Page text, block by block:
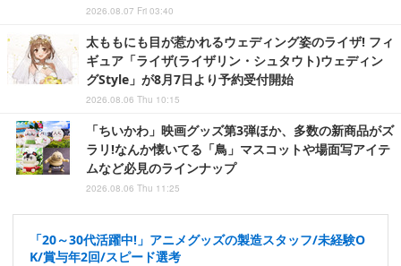
2026.08.07 Fri 03:40
太ももにも目が惹かれるウェディング姿のライザ! フィ
ギュア「ライザ(ライザリン・シュタウト)ウェディン
グStyle」が8月7日より予約受付開始
2026.08.06 Thu 10:15
「ちいかわ」映画グッズ第3弾ほか、多数の新商品がズ
ラリ!なんか懐いてる「鳥」マスコットや場面写アイテ
ムなど必見のラインナップ
2026.08.06 Thu 11:25
「20～30代活躍中!」アニメグッズの製造スタッフ/未経験O
K/賞与年2回/スピード選考